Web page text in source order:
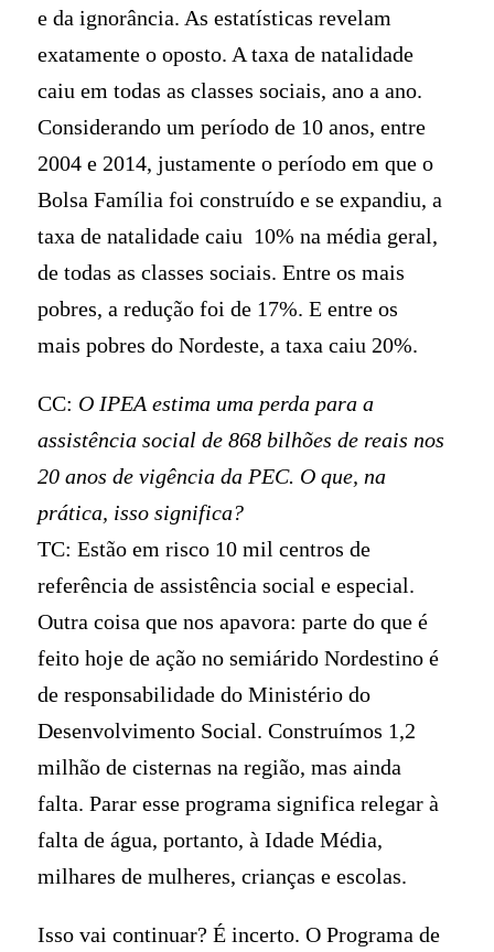
e da ignorância. As estatísticas revelam
exatamente o oposto. A taxa de natalidade
caiu em todas as classes sociais, ano a ano.
Considerando um período de 10 anos, entre
2004 e 2014, justamente o período em que o
Bolsa Família foi construído e se expandiu, a
taxa de natalidade caiu 10% na média geral,
de todas as classes sociais. Entre os mais
pobres, a redução foi de 17%. E entre os
mais pobres do Nordeste, a taxa caiu 20%.
CC: O IPEA estima uma perda para a
assistência social de 868 bilhões de reais nos
20 anos de vigência da PEC. O que, na
prática, isso significa?
TC: Estão em risco 10 mil centros de
referência de assistência social e especial.
Outra coisa que nos apavora: parte do que é
feito hoje de ação no semiárido Nordestino é
de responsabilidade do Ministério do
Desenvolvimento Social. Construímos 1,2
milhão de cisternas na região, mas ainda
falta. Parar esse programa significa relegar à
falta de água, portanto, à Idade Média,
milhares de mulheres, crianças e escolas.
Isso vai continuar? É incerto. O Programa de